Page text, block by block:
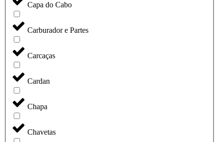
Capa do Cabo
Carburador e Partes
Carcaças
Cardan
Chapa
Chavetas